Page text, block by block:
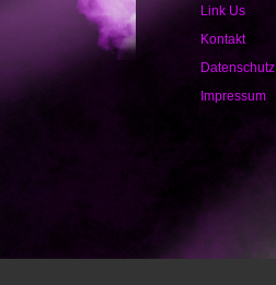
Link Us
Kontakt
Datenschutz
Impressum